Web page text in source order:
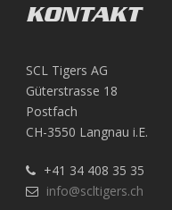
KONTAKT
SCL Tigers AG
Güterstrasse 18
Postfach
CH-3550 Langnau i.E.
+41 34 408 35 35
info@scltigers.ch